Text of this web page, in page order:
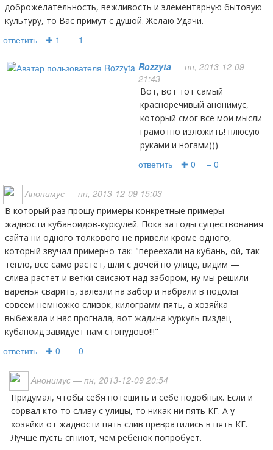
доброжелательность, вежливость и элементарную бытовую
культуру, то Вас примут с душой. Желаю Удачи.
ответить ✚ 1 − 1
Rozzyta — пн, 2013-12-09
21:43
вот, вот тот самый
красноречивый анонимус,
который смог все мои мысли
грамотно изложить! плюсую
руками и ногами)))
ответить ✚ 0 − 0
Анонимус — пн, 2013-12-09 15:03
В который раз прошу примеры конкретные примеры
жадности кубаноидов-куркулей. Пока за годы существования
сайта ни одного толкового не привели кроме одного,
который звучал примерно так: "переехали на кубань, ой, так
тепло, всё само растёт, шли с дочей по улице, видим —
слива растет и ветки свисают над забором, ну мы решили
варенья сварить, залезли на забор и набрали в подолы
совсем немножко сливок, килограмм пять, а хозяйка
выбежала и нас прогнала, вот жадина куркуль пиздец
кубаноид завидует нам стопудово!!!"
ответить ✚ 0 − 0
Анонимус — пн, 2013-12-09 20:54
Придумал, чтобы себя потешить и себе подобных. Если и
сорвал кто-то сливу с улицы, то никак ни пять КГ. А у
хозяйки от жадности пять слив превратились в пять КГ.
Лучше пусть сгниют, чем ребёнок попробует.